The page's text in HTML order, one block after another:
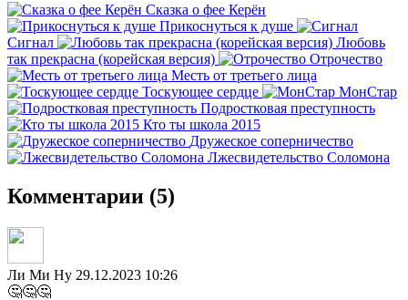
Сказка о фее Керён
Прикоснуться к душе
Сигнал
Любовь
так прекрасна (корейская версия)
Отрочество
Месть от третьего лица
Тоскующее сердце
МонСтар
Подростковая преступность
Кто ты школа 2015
Дружеское соперничество
Лжесвидетельство Соломона
Комментарии (5)
Ли Ми Ну 29.12.2023 10:26
🤔🤔🤔